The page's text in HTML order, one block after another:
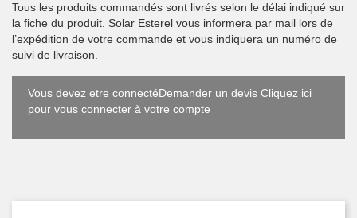
Tous les produits commandés sont livrés selon le délai indiqué sur
la fiche du produit. Solar Esterel vous informera par mail lors de
l’expédition de votre commande et vous indiquera un numéro de
suivi de livraison.
Vous devez etre connectéDemander un devis Cliquez ici
pour vous connecter à votre compte